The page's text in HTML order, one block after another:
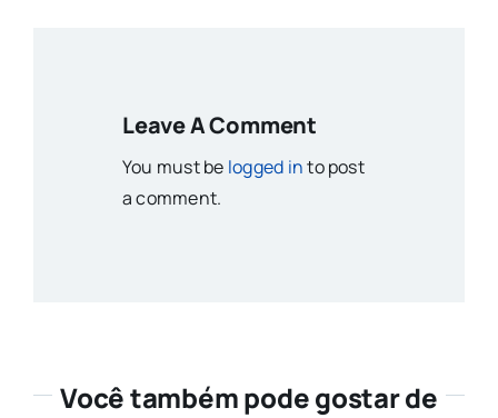
Leave A Comment
You must be logged into post
a comment.
Você também pode gostar de